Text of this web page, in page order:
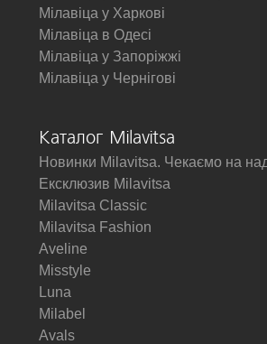
Мілавіца у Харкові
Мілавіца в Одесі
Мілавіца у Запоріжжі
Мілавіца у Чернігові
Каталог Milavitsa
Новинки Milavitsa. Чекаємо на
Ексклюзив Milavitsa
Milavitsa Classic
Milavitsa Fashion
Aveline
Misstyle
Luna
Milabel
Avals